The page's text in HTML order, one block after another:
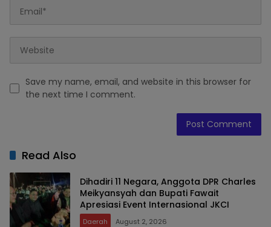
Save my name, email, and website in this browser for
the next time I comment.
Read Also
Dihadiri 11 Negara, Anggota DPR Charles
Meikyansyah dan Bupati Fawait
Apresiasi Event Internasional JKCI
Daerah August 2, 2026